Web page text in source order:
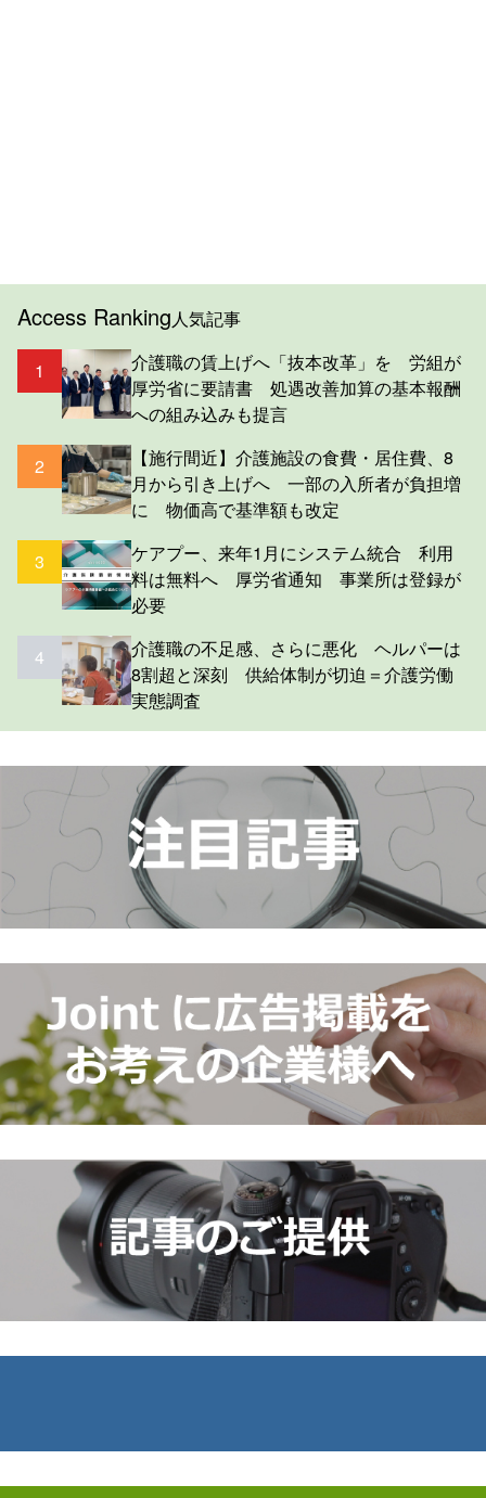
Access Ranking人気記事
1
介護職の賃上げへ「抜本改革」を 労組が
厚労省に要請書 処遇改善加算の基本報酬
への組み込みも提言
2
【施行間近】介護施設の食費・居住費、8
月から引き上げへ 一部の入所者が負担増
に 物価高で基準額も改定
3
ケアプー、来年1月にシステム統合 利用
料は無料へ 厚労省通知 事業所は登録が
必要
4
介護職の不足感、さらに悪化 ヘルパーは
8割超と深刻 供給体制が切迫＝介護労働
実態調査